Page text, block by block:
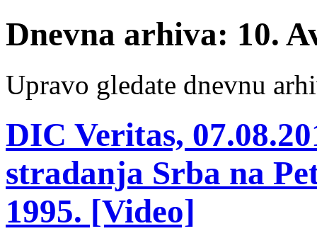
Dnevna arhiva: 10.
Upravo gledate dnevnu
DIC Veritas,
stradanja Srba na
1995. [Video]